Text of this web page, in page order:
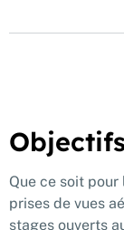
Que ce soit
prises de vues
stages ouverts